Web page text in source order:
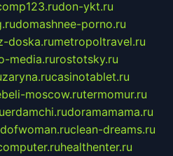
don-ykt.ru
domashnee-porno.ru
doska.rumetropoltravel.ru
media.rurostotsky.ru
zaryna.rucasinotablet.ru
moscow.rutermomur.ru
erdamchi.rudoramamama.ru
clean-dreams.ru
healthenter.ru